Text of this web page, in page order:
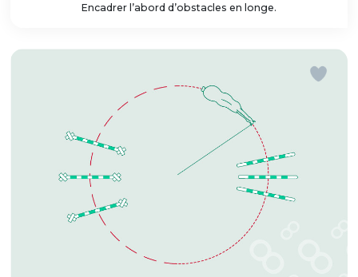
Encadrer l’abord d’obstacles en longe.